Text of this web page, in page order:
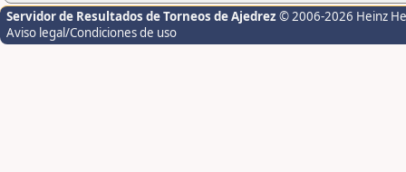
Servidor de Resultados de Torneos de Ajedrez © 2006-2026 Heinz
Aviso legal/Condiciones de uso